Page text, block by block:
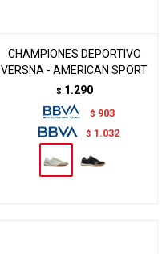
CHAMPIONES DEPORTIVO
VERSNA - AMERICAN SPORT
$ 1.290
$ 903
$ 1.032